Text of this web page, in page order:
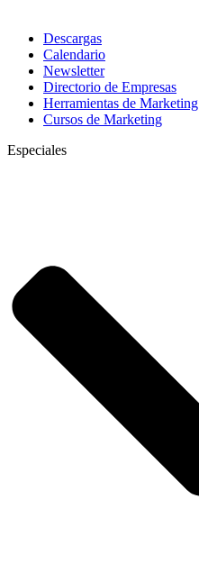
Descargas
Calendario
Newsletter
Directorio de Empresas
Herramientas de Marketing
Cursos de Marketing
Especiales